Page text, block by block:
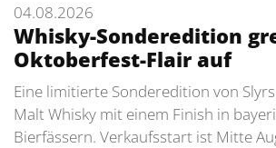
04.08.2026
Whisky-Sonderedition
Oktoberfest-Flair auf
Eine limitierte Sonderedition von
Malt Whisky mit einem Finish in
Bierfässern. Verkaufsstart ist Mitte